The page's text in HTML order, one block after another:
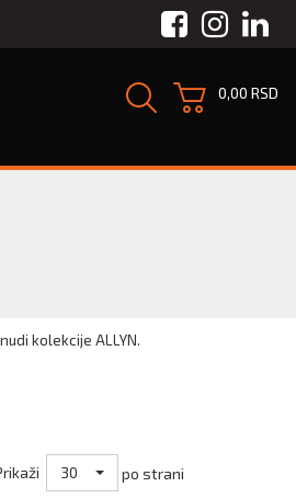
Facebook
0,00 RSD
kolekcije ALLYN.
30 po strani